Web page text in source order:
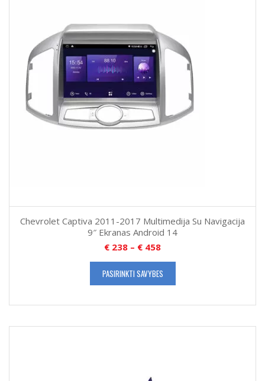
Chevrolet Captiva 2011-2017 Multimedija Su Navigacija
9″ Ekranas Android 14
€ 238 – € 458
PASIRINKTI SAVYBES